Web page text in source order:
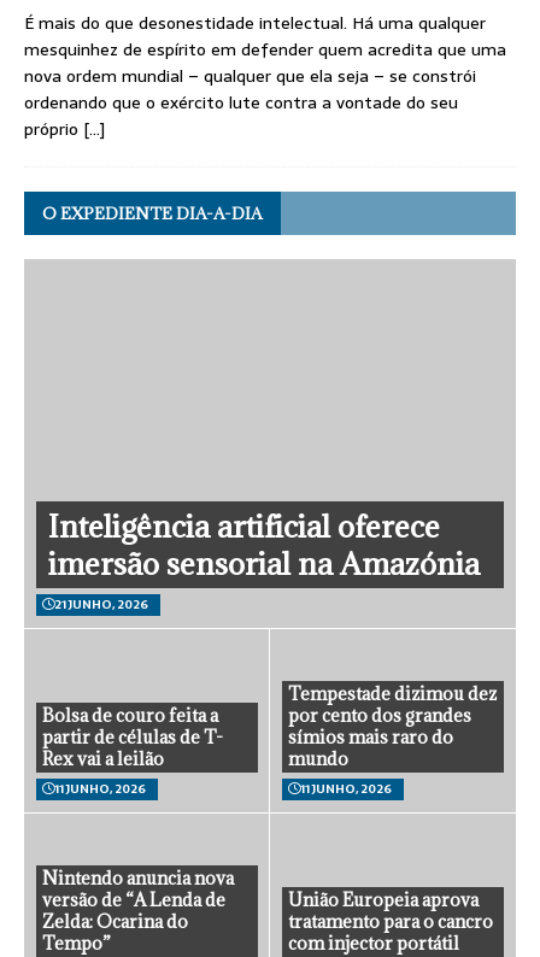
É mais do que desonestidade intelectual. Há uma qualquer
mesquinhez de espírito em defender quem acredita que uma
nova ordem mundial – qualquer que ela seja – se constrói
ordenando que o exército lute contra a vontade do seu
próprio […]
O EXPEDIENTE DIA-A-DIA
Inteligência artificial oferece
imersão sensorial na Amazónia
21 JUNHO, 2026
Bolsa de couro feita a
partir de células de T-
Rex vai a leilão
11 JUNHO, 2026
Tempestade dizimou dez
por cento dos grandes
símios mais raro do
mundo
11 JUNHO, 2026
Nintendo anuncia nova
versão de “A Lenda de
Zelda: Ocarina do
Tempo”
União Europeia aprova
tratamento para o cancro
com injector portátil